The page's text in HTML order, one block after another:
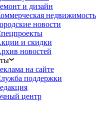
и дизайн
недвижимость
новости
и скидки
новостей
на сайте
поддержки
центр